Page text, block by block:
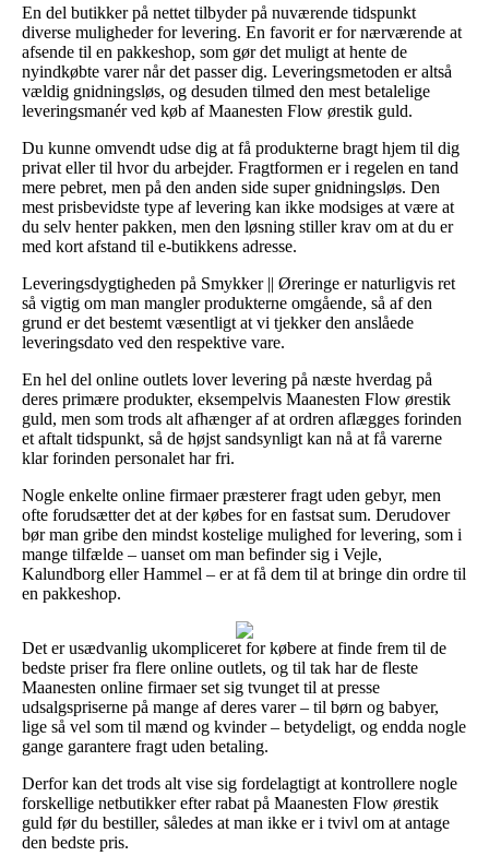
En del butikker på nettet tilbyder på nuværende tidspunkt
diverse muligheder for levering. En favorit er for nærværende at
afsende til en pakkeshop, som gør det muligt at hente de
nyindkøbte varer når det passer dig. Leveringsmetoden er altså
vældig gnidningsløs, og desuden tilmed den mest betalelige
leveringsmanér ved køb af Maanesten Flow ørestik guld.
Du kunne omvendt udse dig at få produkterne bragt hjem til dig
privat eller til hvor du arbejder. Fragtformen er i regelen en tand
mere pebret, men på den anden side super gnidningsløs. Den
mest prisbevidste type af levering kan ikke modsiges at være at
du selv henter pakken, men den løsning stiller krav om at du er
med kort afstand til e-butikkens adresse.
Leveringsdygtigheden på Smykker || Øreringe er naturligvis ret
så vigtig om man mangler produkterne omgående, så af den
grund er det bestemt væsentligt at vi tjekker den anslåede
leveringsdato ved den respektive vare.
En hel del online outlets lover levering på næste hverdag på
deres primære produkter, eksempelvis Maanesten Flow ørestik
guld, men som trods alt afhænger af at ordren aflægges forinden
et aftalt tidspunkt, så de højst sandsynligt kan nå at få varerne
klar forinden personalet har fri.
Nogle enkelte online firmaer præsterer fragt uden gebyr, men
ofte forudsætter det at der købes for en fastsat sum. Derudover
bør man gribe den mindst kostelige mulighed for levering, som i
mange tilfælde – uanset om man befinder sig i Vejle,
Kalundborg eller Hammel – er at få dem til at bringe din ordre til
en pakkeshop.
Det er usædvanlig ukompliceret for købere at finde frem til de
bedste priser fra flere online outlets, og til tak har de fleste
Maanesten online firmaer set sig tvunget til at presse
udsalgspriserne på mange af deres varer – til børn og babyer,
lige så vel som til mænd og kvinder – betydeligt, og endda nogle
gange garantere fragt uden betaling.
Derfor kan det trods alt vise sig fordelagtigt at kontrollere nogle
forskellige netbutikker efter rabat på Maanesten Flow ørestik
guld før du bestiller, således at man ikke er i tvivl om at antage
den bedste pris.